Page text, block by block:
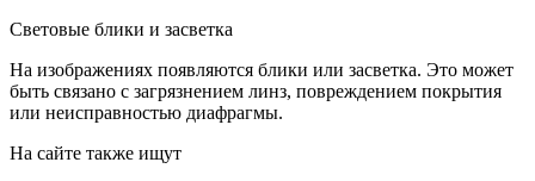
Световые блики и засветка
На изображениях появляются блики или засветка. Это может
быть связано с загрязнением линз, повреждением покрытия
или неисправностью диафрагмы.
На сайте также ищут